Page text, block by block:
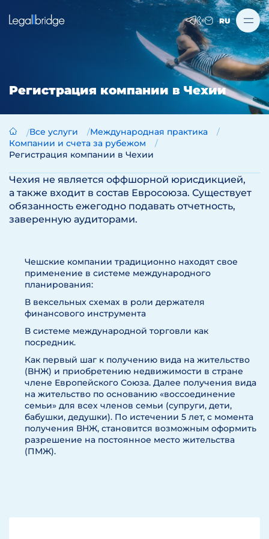
RU
Регистрация компании в Чехии
Все услуги
Международная практика
Компании и счета за рубежом
Регистрация компании в Чехии
Чехия не является оффшорной юрисдикцией,
а также входит в состав Евросоюза. Существует
обязанность ежегодно подавать отчетность,
заверенную аудиторами.
Чешские компании традиционно находят свое
применение в системе международного
планирования:
В вексельных схемах в роли держателя
финансового инструмента
В системе международной торговли как
посредник.
Как первый шаг к получению вида на жительство
(ВНЖ) и приобретению недвижимости в стране
члене Европейского Союза. Далее получения вида
на жительство по основанию «воссоединение
семьи» для всех членов семьи (супруги, дети,
бабушки, дедушки). По истечении 5 лет, с момента
получения ВНЖ, становится возможным оформить
разрешение на постоянное место жительства
(ПМЖ).